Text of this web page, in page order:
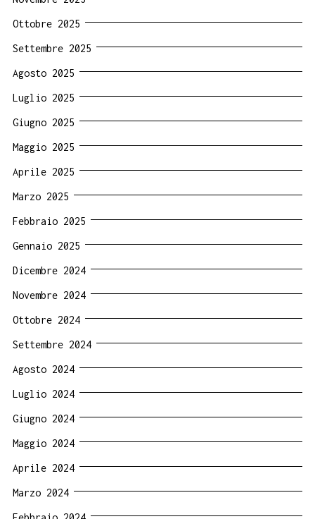
Ottobre 2025
Settembre 2025
Agosto 2025
Luglio 2025
Giugno 2025
Maggio 2025
Aprile 2025
Marzo 2025
Febbraio 2025
Gennaio 2025
Dicembre 2024
Novembre 2024
Ottobre 2024
Settembre 2024
Agosto 2024
Luglio 2024
Giugno 2024
Maggio 2024
Aprile 2024
Marzo 2024